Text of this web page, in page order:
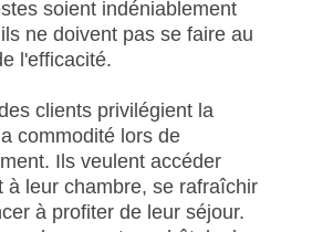
soient indéniablement
ne doivent pas se faire au
l'efficacité.
clients privilégient la
commodité lors de
Ils veulent accéder
à leur chambre, se rafraîchir
à profiter de leur séjour.